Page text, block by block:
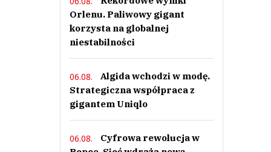
Orlenu. Paliwowy gigant
korzysta na globalnej
niestabilności
06.08.
Algida wchodzi w modę.
Strategiczna współpraca z
gigantem Uniqlo
06.08.
Cyfrowa rewolucja w